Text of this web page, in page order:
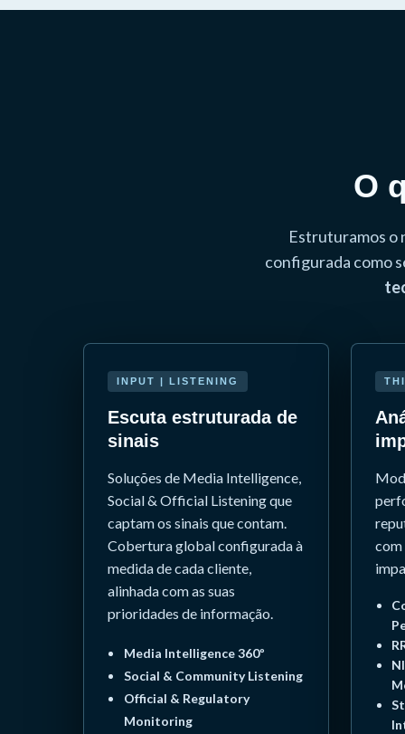
O
Estruturamos o
configurada como
INPUT | LISTENING
Escuta estruturada de
sinais
Soluções de Media Intelligence,
Social & Official Listening que
captam os sinais que contam.
Cobertura global configurada à
medida de cada cliente,
alinhada com as suas
prioridades de informação.
Media Intelligence 360º
Social & Community Listening
Official & Regulatory
Monitoring
com